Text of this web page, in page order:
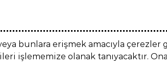
bunlara erişmek amacıyla
işlememize olanak tanıyacaktır.